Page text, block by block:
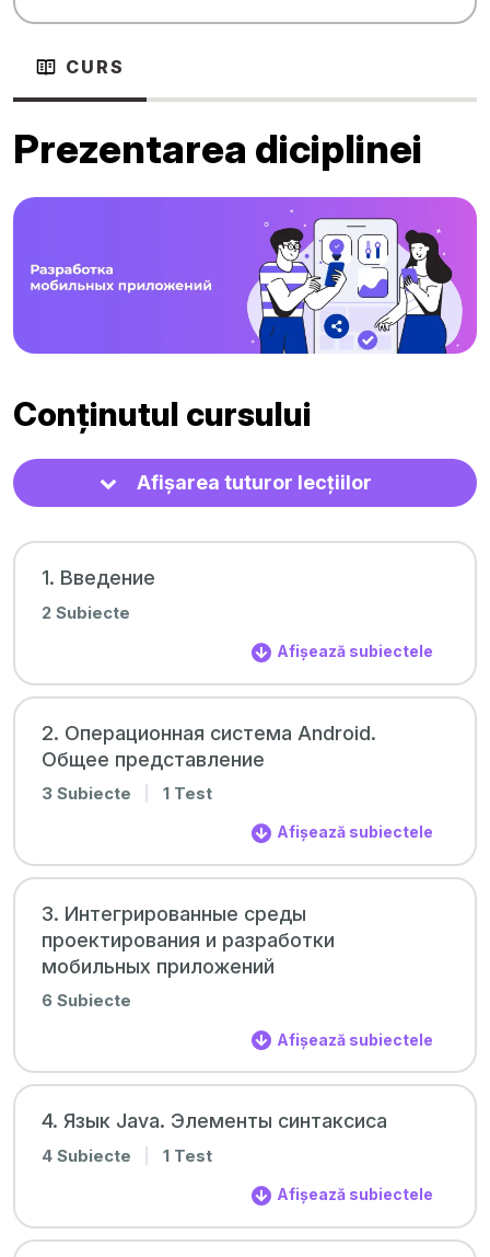
CURS
Prezentarea diciplinei
Conținutul cursului
Afișarea tuturor lecțiilor
1. Введение
2 Subiecte
Afișează subiectele
2. Операционная система Android.
Общее представление
3 Subiecte 1 Test
Afișează subiectele
3. Интегрированные среды
проектирования и разработки
мобильных приложений
6 Subiecte
Afișează subiectele
4. Язык Java. Элементы синтаксиса
4 Subiecte 1 Test
Afișează subiectele